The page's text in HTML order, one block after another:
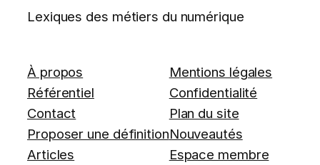
Lexiques des métiers du numérique
À propos
Référentiel
Contact
Proposer une définition
Articles
Mentions légales
Confidentialité
Plan du site
Nouveautés
Espace membre